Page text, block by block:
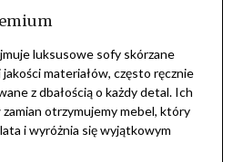
luksusowe sofy skórzane
materiałów, często ręcznie
z dbałością o każdy detal. Ich
otrzymujemy mebel, który
i wyróżnia się wyjątkowym